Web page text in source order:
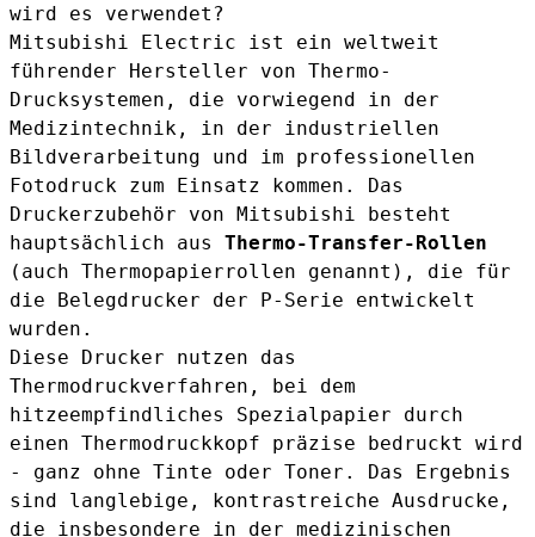
wird es verwendet?
Mitsubishi Electric ist ein weltweit
führender Hersteller von Thermo-
Drucksystemen, die vorwiegend in der
Medizintechnik, in der industriellen
Bildverarbeitung und im professionellen
Fotodruck zum Einsatz kommen. Das
Druckerzubehör von Mitsubishi besteht
hauptsächlich aus Thermo-Transfer-Rollen
(auch Thermopapierrollen genannt), die für
die Belegdrucker der P-Serie entwickelt
wurden.
Diese Drucker nutzen das
Thermodruckverfahren, bei dem
hitzeempfindliches Spezialpapier durch
einen Thermodruckkopf präzise bedruckt wird
- ganz ohne Tinte oder Toner. Das Ergebnis
sind langlebige, kontrastreiche Ausdrucke,
die insbesondere in der medizinischen